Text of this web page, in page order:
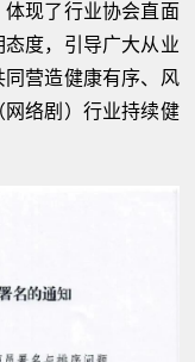
现了行业协会直面
度，引导广大从业
营造健康有序、风
络剧）行业持续健